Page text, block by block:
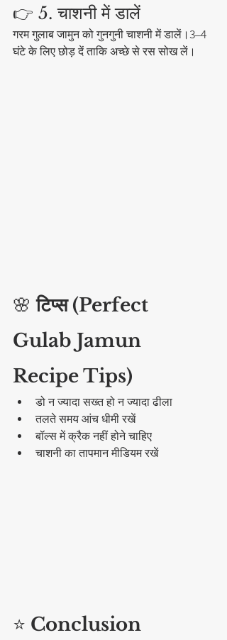
👉 5. चाशनी में डालें
गरम गुलाब जामुन को गुनगुनी चाशनी में डालें।3–4
घंटे के लिए छोड़ दें ताकि अच्छे से रस सोख लें।
🌸 टिप्स (Perfect
Gulab Jamun
Recipe Tips)
डो न ज्यादा सख्त हो न ज्यादा ढीला
तलते समय आंच धीमी रखें
बॉल्स में क्रैक नहीं होने चाहिए
चाशनी का तापमान मीडियम रखें
⭐ Conclusion